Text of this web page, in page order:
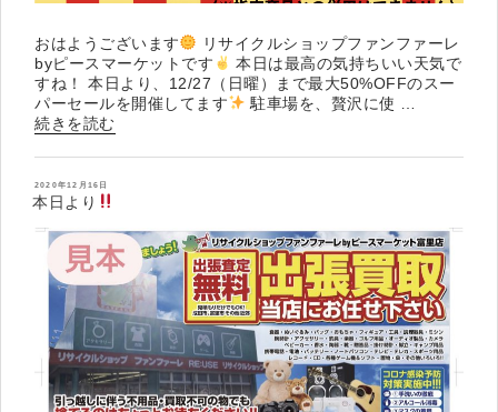
おはようございます
リサイクルショップファンファーレ
byピースマーケットです
本日は最高の気持ちいい天気で
すね！ 本日より、12/27（日曜）まで最大50%OFFのスー
パーセールを開催してます
駐車場を、贅沢に使 …
“ク
ス
マ
ス
開
続きを読む
投
稿
日:
2020年12月16日
本日より